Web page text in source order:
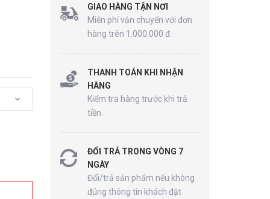
GIAO HÀNG TẬN NƠI
Miễn phí vận chuyển với đơn
hàng trên 1.000.000 đ.
THANH TOÁN KHI NHẬN
HÀNG
Kiểm tra hàng trước khi trả
tiền.
ĐỔI TRẢ TRONG VÒNG 7
NGÀY
Đổi/trả sản phẩm nếu không
đúng thông tin khách đặt